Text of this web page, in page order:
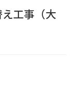
工事（大